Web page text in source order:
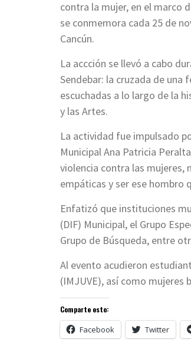
contra la mujer, en el marco
se conmemora cada 25 de
Cancún.
La accción se llevó a cabo
Sendebar: la cruzada de una
escuchadas a lo largo de la
y las Artes.
La actividad fue impulsado
Municipal Ana Patricia
violencia contra las mujeres,
empáticas y ser ese hombro
Enfatizó que instituciones
(DIF) Municipal, el Grupo
Grupo de Búsqueda, entre
Al evento acudieron
(IMJUVE), así como mujeres
Comparte esto:
Facebook Twitter